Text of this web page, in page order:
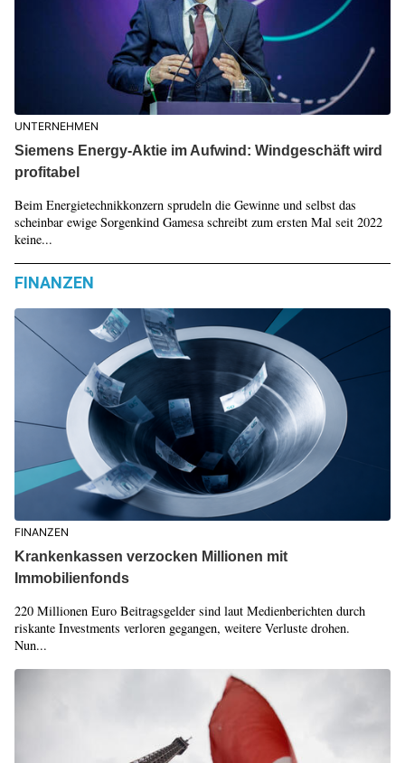
UNTERNEHMEN
Siemens Energy-Aktie im Aufwind: Windgeschäft wird
profitabel
Beim Energietechnikkonzern sprudeln die Gewinne und selbst das
scheinbar ewige Sorgenkind Gamesa schreibt zum ersten Mal seit 2022
keine...
FINANZEN
FINANZEN
Krankenkassen verzocken Millionen mit
Immobilienfonds
220 Millionen Euro Beitragsgelder sind laut Medienberichten durch
riskante Investments verloren gegangen, weitere Verluste drohen.
Nun...